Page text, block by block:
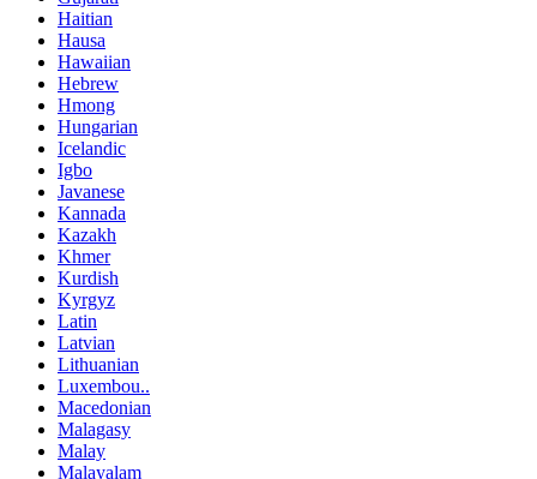
Haitian
Hausa
Hawaiian
Hebrew
Hmong
Hungarian
Icelandic
Igbo
Javanese
Kannada
Kazakh
Khmer
Kurdish
Kyrgyz
Latin
Latvian
Lithuanian
Luxembou..
Macedonian
Malagasy
Malay
Malayalam